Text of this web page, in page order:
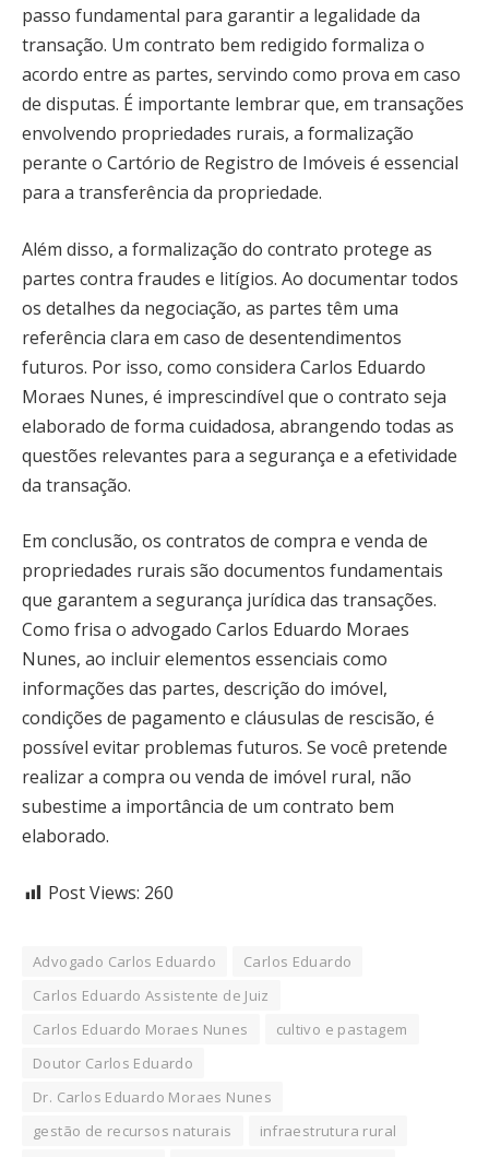
passo fundamental para garantir a legalidade da
transação. Um contrato bem redigido formaliza o
acordo entre as partes, servindo como prova em caso
de disputas. É importante lembrar que, em transações
envolvendo propriedades rurais, a formalização
perante o Cartório de Registro de Imóveis é essencial
para a transferência da propriedade.
Além disso, a formalização do contrato protege as
partes contra fraudes e litígios. Ao documentar todos
os detalhes da negociação, as partes têm uma
referência clara em caso de desentendimentos
futuros. Por isso, como considera Carlos Eduardo
Moraes Nunes, é imprescindível que o contrato seja
elaborado de forma cuidadosa, abrangendo todas as
questões relevantes para a segurança e a efetividade
da transação.
Em conclusão, os contratos de compra e venda de
propriedades rurais são documentos fundamentais
que garantem a segurança jurídica das transações.
Como frisa o advogado Carlos Eduardo Moraes
Nunes, ao incluir elementos essenciais como
informações das partes, descrição do imóvel,
condições de pagamento e cláusulas de rescisão, é
possível evitar problemas futuros. Se você pretende
realizar a compra ou venda de imóvel rural, não
subestime a importância de um contrato bem
elaborado.
Post Views: 260
Advogado Carlos Eduardo
Carlos Eduardo
Carlos Eduardo Assistente de Juiz
Carlos Eduardo Moraes Nunes
cultivo e pastagem
Doutor Carlos Eduardo
Dr. Carlos Eduardo Moraes Nunes
gestão de recursos naturais
infraestrutura rural